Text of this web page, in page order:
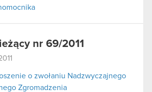
nr 69/2011
o zwołaniu Nadzwyczajnego
Zgromadzenia